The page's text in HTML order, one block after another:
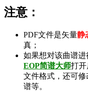
注意：
PDF文件是矢量静
真；
如果想对该曲谱
EOP简谱大师打开
文件格式，还可
谱等。